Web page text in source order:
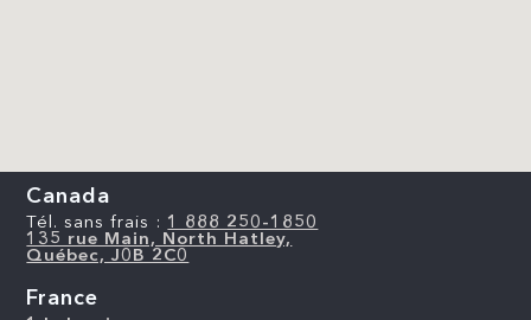
Canada
Tél. sans frais : 1 888 250-1850
135 rue Main, North Hatley,
Québec, J0B 2C0
France